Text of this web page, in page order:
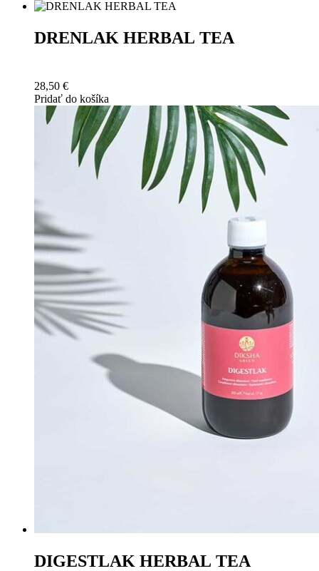
DRENLAK HERBAL TEA
28,50 €
Pridať do košíka
DIGESTLAK HERBAL TEA